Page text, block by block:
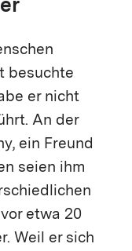
besuchte
er nicht
An der
ein Freund
seien ihm
etwa 20
Weil er sich